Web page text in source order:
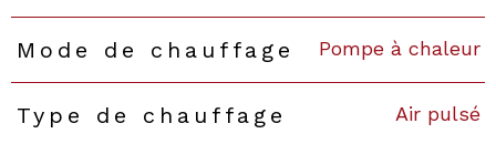
Mode de chauffage Pompe à chaleur
Type de chauffage Air pulsé